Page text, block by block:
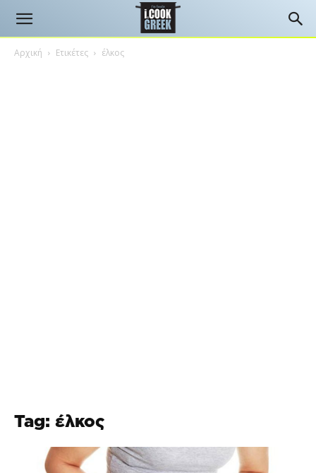
Αρχική Ετικέτες έλκος
Tag: έλκος